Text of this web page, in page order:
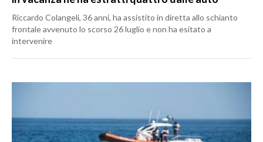
Riccardo Colangeli, 36 anni, ha assistito in diretta allo schianto
frontale avvenuto lo scorso 26 luglio e non ha esitato a
intervenire